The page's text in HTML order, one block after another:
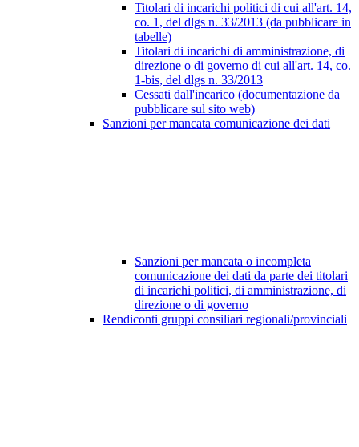
Titolari di incarichi politici di cui all'art. 14,
co. 1, del dlgs n. 33/2013 (da pubblicare in
tabelle)
Titolari di incarichi di amministrazione, di
direzione o di governo di cui all'art. 14, co.
1-bis, del dlgs n. 33/2013
Cessati dall'incarico (documentazione da
pubblicare sul sito web)
Sanzioni per mancata comunicazione dei dati
Sanzioni per mancata o incompleta
comunicazione dei dati da parte dei titolari
di incarichi politici, di amministrazione, di
direzione o di governo
Rendiconti gruppi consiliari regionali/provinciali